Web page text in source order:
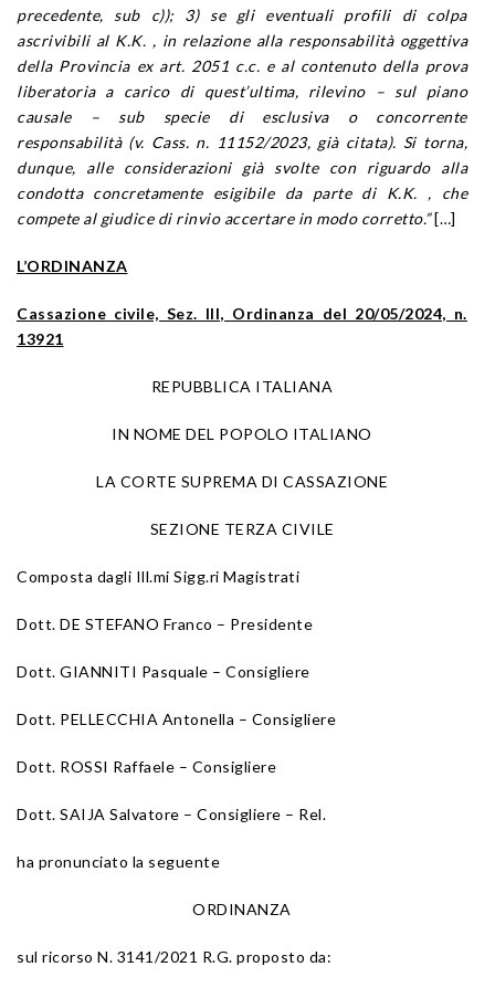
precedente, sub c)); 3) se gli eventuali profili di colpa
ascrivibili al K.K. , in relazione alla responsabilità oggettiva
della Provincia ex art. 2051 c.c. e al contenuto della prova
liberatoria a carico di quest’ultima, rilevino – sul piano
causale – sub specie di esclusiva o concorrente
responsabilità (v. Cass. n. 11152/2023, già citata). Si torna,
dunque, alle considerazioni già svolte con riguardo alla
condotta concretamente esigibile da parte di K.K. , che
compete al giudice di rinvio accertare in modo corretto.”[…]
L’ORDINANZA
Cassazione civile, Sez. III, Ordinanza del 20/05/2024, n.
13921
REPUBBLICA ITALIANA
IN NOME DEL POPOLO ITALIANO
LA CORTE SUPREMA DI CASSAZIONE
SEZIONE TERZA CIVILE
Composta dagli Ill.mi Sigg.ri Magistrati
Dott. DE STEFANO Franco – Presidente
Dott. GIANNITI Pasquale – Consigliere
Dott. PELLECCHIA Antonella – Consigliere
Dott. ROSSI Raffaele – Consigliere
Dott. SAIJA Salvatore – Consigliere – Rel.
ha pronunciato la seguente
ORDINANZA
sul ricorso N. 3141/2021 R.G. proposto da: